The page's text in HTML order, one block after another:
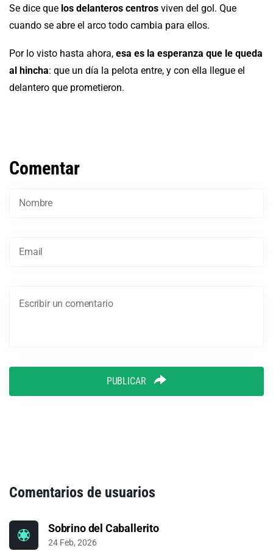
Se dice que los delanteros centros viven del gol. Que
cuando se abre el arco todo cambia para ellos.
Por lo visto hasta ahora, esa es la esperanza que le queda
al hincha: que un día la pelota entre, y con ella llegue el
delantero que prometieron.
Comentar
PUBLICAR
Comentarios de usuarios
Sobrino del Caballerito
24 Feb, 2026